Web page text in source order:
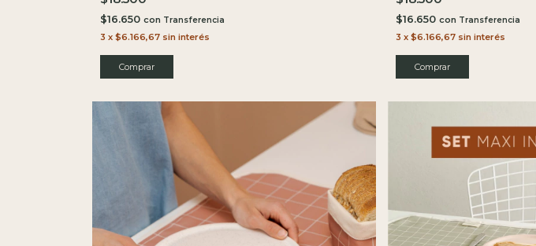
$16.650 con
3 x $6.166,67 sin interés
$16.650 con
3 x $6.166,67 sin interés